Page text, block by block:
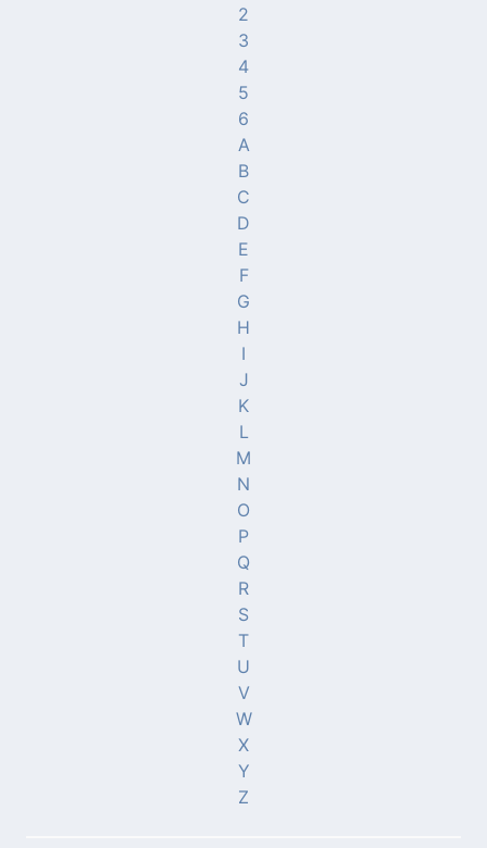
2
3
4
5
6
A
B
C
D
E
F
G
H
I
J
K
L
M
N
O
P
Q
R
S
T
U
V
W
X
Y
Z